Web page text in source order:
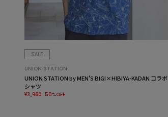
SALE
UNION STATION
UNION STATION by MEN'S BIGI×HIBIYA-KADAN コラボ
シャツ
¥3,960 50%OFF